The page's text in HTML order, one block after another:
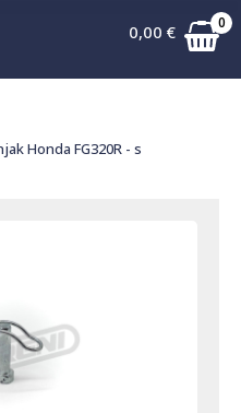
0,00 € 0
Honda FG320R - s